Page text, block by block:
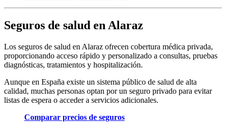
Seguros de salud en Alaraz
Los seguros de salud en Alaraz ofrecen cobertura médica privada,
proporcionando acceso rápido y personalizado a consultas, pruebas
diagnósticas, tratamientos y hospitalización.
Aunque en España existe un sistema público de salud de alta
calidad, muchas personas optan por un seguro privado para evitar
listas de espera o acceder a servicios adicionales.
Comparar precios de seguros